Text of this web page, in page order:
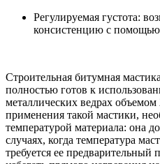
Регулируемая густота:
консистенцию с помощью
Строительная битумная
полностью готов к
металлических ведрах
применения такой мастики,
температурой материала: она
случаях, когда температура
требуется ее